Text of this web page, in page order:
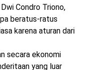
Condro Triono,
beratus-ratus
karena aturan dari
secara ekonomi
yang luar